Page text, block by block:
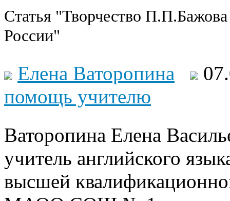
Статья "Творчество П.П.Бажова
России"
Елена Ваторопина
помощь учителю
Ваторопина Елена
учитель английского
высшей